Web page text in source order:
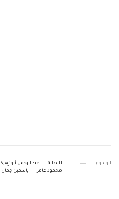
الوسوم البطالة عبد الرحمن أبو زهرة
محمود عامر
ياسمين جمال